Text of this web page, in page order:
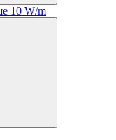
10 W/m